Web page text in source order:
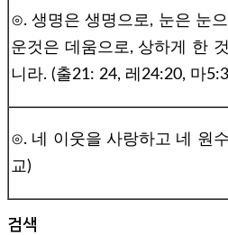
⊙. 생명은 생명으로, 눈은 눈
운것은 데움으로, 상하게 한
니라. (출21: 24, 레24:20, 마
⊙. 네 이웃을 사랑하고 네 원
교)
검색